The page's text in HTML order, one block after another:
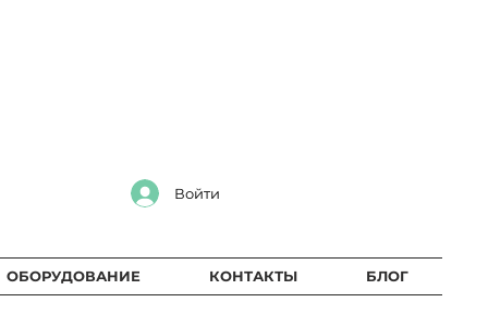
Войти
ОБОРУДОВАНИЕ КОНТАКТЫ БЛОГ